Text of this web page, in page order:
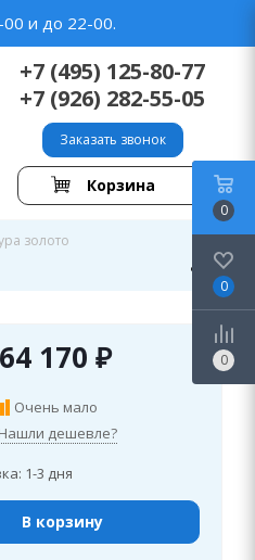
и до 22-00.
+7 (495) 125-80-77
+7 (926) 282-55-05
Заказать звонок
Корзина
золото
64 170 ₽
Очень мало
Нашли дешевле?
1-3 дня
В корзину
0
0
0